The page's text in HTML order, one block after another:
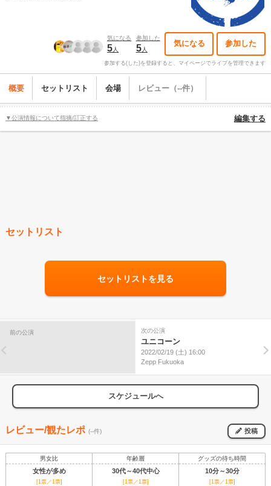
気になる
5人
参加した
5人
気になる 参加した
参加する(した)を登録すると、マイページでライブを管理できます
概要 セットリスト 会場 レビュー（--件）
▼公演情報について指摘/訂正する 編集する
セットリスト
セットリストを見る
前の公演 次の公演
ユニコーン
2022/02/19 (土) 16:00
Zepp Fukuoka
スケジュールへ
レビュー/観たレポ (--件) 投稿
男女比 年齢層 グッズの待ち時間
女性が多め 30代～40代中心 10分～30分
[1票／1票] [1票／1票] [1票／1票]